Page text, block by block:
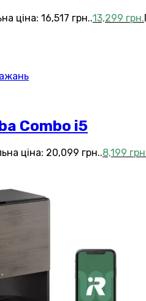
ціна: 16,517 грн..13,299 грн.
Combo i5
ціна: 20,099 грн..8,199